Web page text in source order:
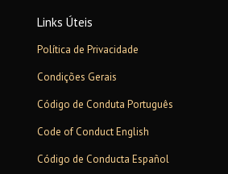
Links Úteis
Política de Privacidade
Condições Gerais
Código de Conduta Português
Code of Conduct English
Código de Conducta Español